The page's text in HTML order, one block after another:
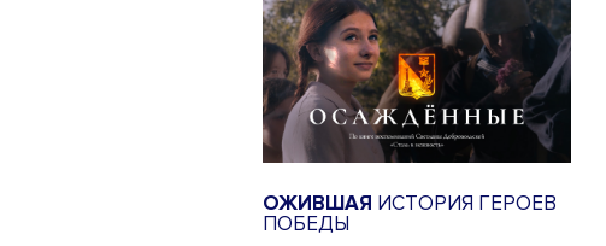
ОЖИВШАЯ ИСТОРИЯ ГЕРОЕВ
ПОБЕДЫ